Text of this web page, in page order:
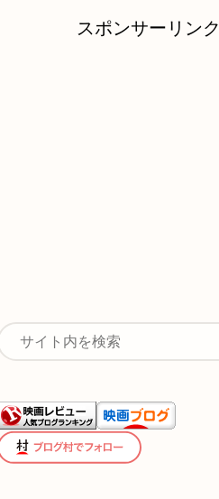
スポンサーリンク